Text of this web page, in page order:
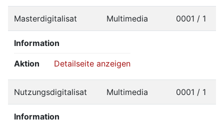
Masterdigitalisat Multimedia 0001 / 1
Information
Aktion Detailseite anzeigen
Nutzungsdigitalisat Multimedia 0001 / 1
Information